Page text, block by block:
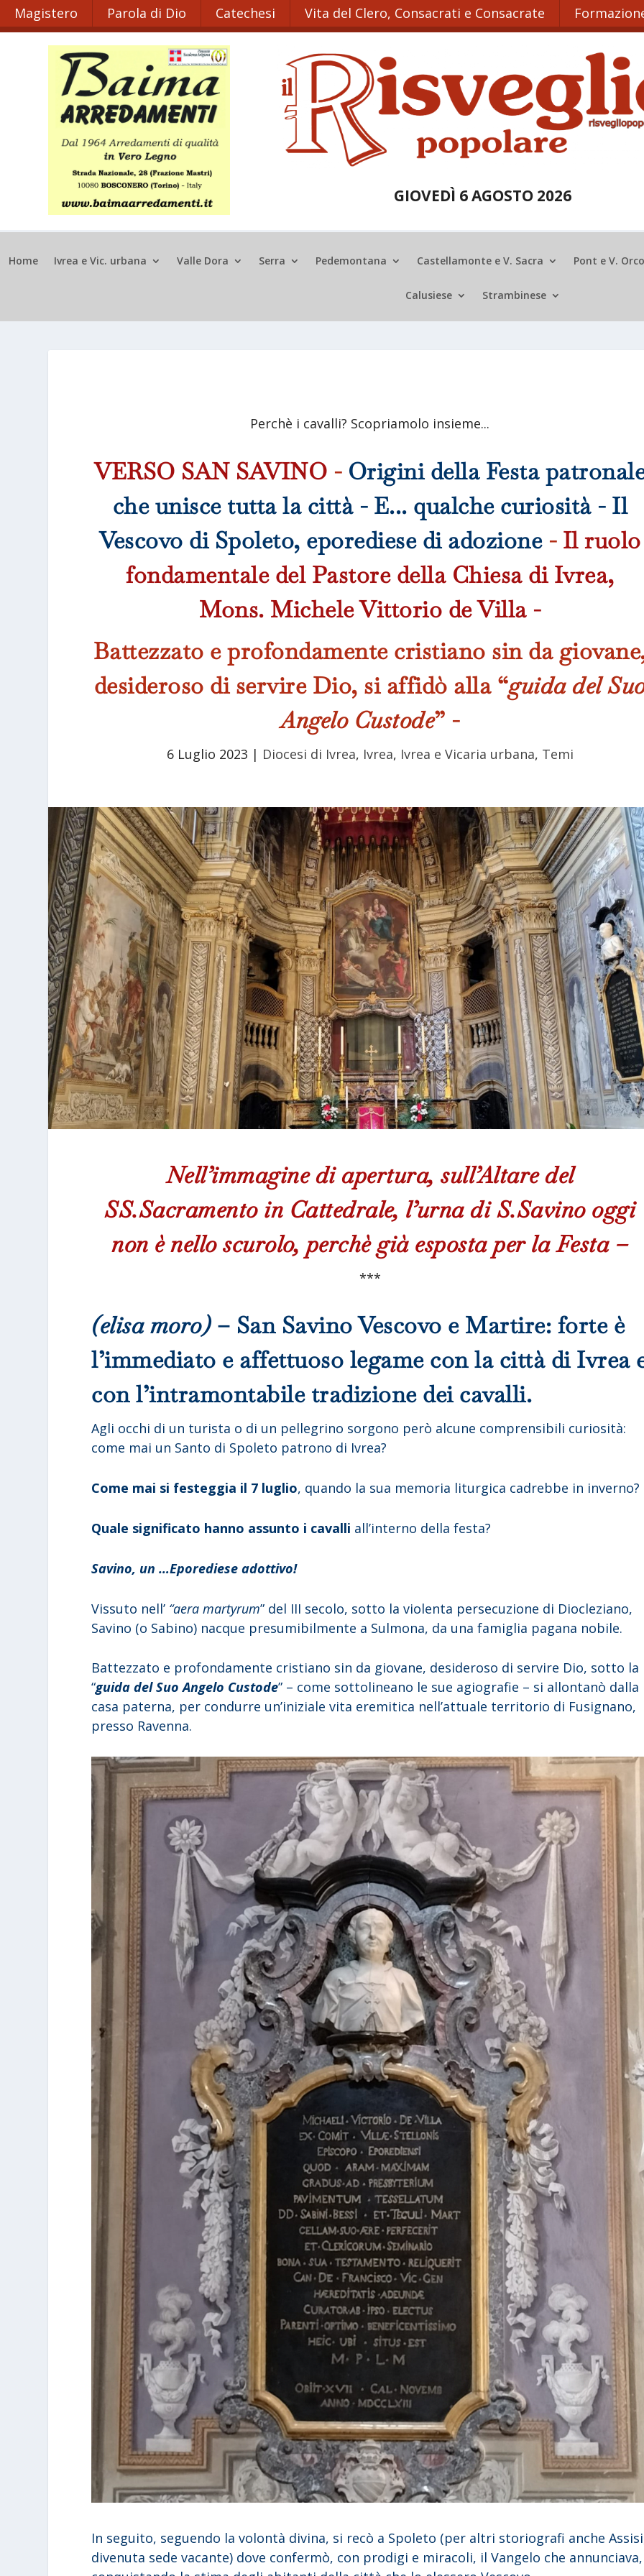
Magistero Parola di Dio Catechesi Vita del Clero, Consacrati e Consacrate
GIOVEDÌ 6 AGOSTO 2026
Home Ivrea e Vic. urbana Valle Dora Serra Pedemontana Castellamonte e V. Sacra Pont e V.
Calusiese Strambinese
Perchè i cavalli? Scopriamolo insieme...
VERSO SAN SAVINO - Origini della Festa
che unisce tutta la città - E... qualche curiosità - Il
Vescovo di Spoleto, eporediese di adozione- Il ruolo
fondamentale del Pastore della Chiesa di Ivrea,
Mons. Michele Vittorio de Villa -
Battezzato e profondamente cristiano sin da
desideroso di servire Dio, si affidò alla “guida del
Angelo Custode” -
6 Luglio 2023 | Diocesi di Ivrea, Ivrea, Ivrea e Vicaria urbana, Temi
Nell’immagine di apertura, sull’Altare del
SS.Sacramento in Cattedrale, l’urna di S.Savino oggi
non è nello scurolo, perchè già esposta per la Festa –
***
(elisa moro)– San Savino Vescovo e Martire: forte è
l’immediato e affettuoso legame con la città di Ivrea
con l’intramontabile tradizione dei cavalli.
Agli occhi di un turista o di un pellegrino sorgono però alcune comprensibili curiosità:
come mai un Santo di Spoleto patrono di Ivrea?
Come mai si festeggia il 7 luglio, quando la sua memoria liturgica cadrebbe in inverno?
Quale significato hanno assunto i cavalli all’interno della festa?
Savino, un …Eporediese adottivo!
Vissuto nell’ “aera martyrum” del III secolo, sotto la violenta persecuzione di Diocleziano,
Savino (o Sabino) nacque presumibilmente a Sulmona, da una famiglia pagana nobile.
Battezzato e profondamente cristiano sin da giovane, desideroso di servire Dio, sotto la
“guida del Suo Angelo Custode” – come sottolineano le sue agiografie – si allontanò dalla
casa paterna, per condurre un’iniziale vita eremitica nell’attuale territorio di Fusignano,
presso Ravenna.
In seguito, seguendo la volontà divina, si recò a Spoleto (per altri storiografi anche
divenuta sede vacante) dove confermò, con prodigi e miracoli, il Vangelo che annunciava,